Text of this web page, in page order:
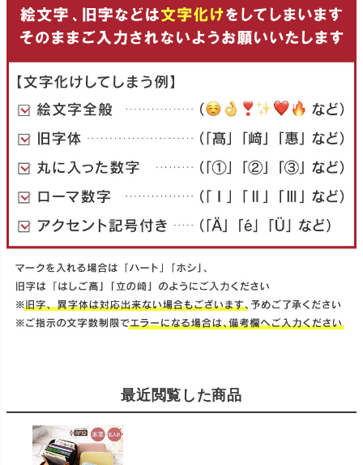
最近閲覧した商品